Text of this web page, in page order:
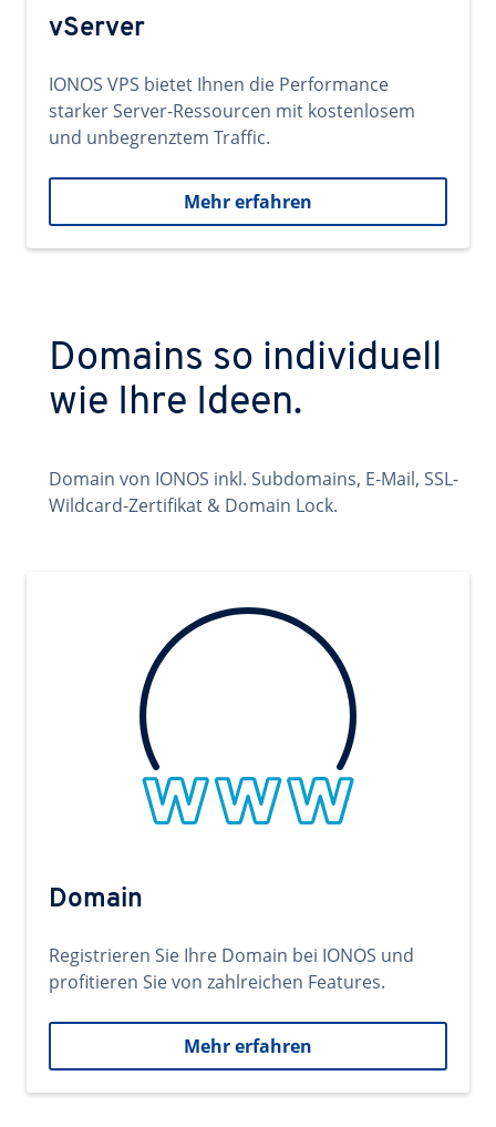
vServer
IONOS VPS bietet Ihnen die Performance
starker Server-Ressourcen mit kostenlosem
und unbegrenztem Traffic.
Mehr erfahren
Domains so individuell
wie Ihre Ideen.
Domain von IONOS inkl. Subdomains, E-Mail, SSL-
Wildcard-Zertifikat & Domain Lock.
Domain
Registrieren Sie Ihre Domain bei IONOS und
profitieren Sie von zahlreichen Features.
Mehr erfahren